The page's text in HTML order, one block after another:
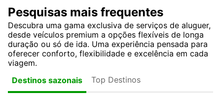
Pesquisas mais frequentes
Descubra uma gama exclusiva de serviços de aluguer,
desde veículos premium a opções flexíveis de longa
duração ou só de ida. Uma experiência pensada para
oferecer conforto, flexibilidade e excelência em cada
viagem.
Destinos sazonais
Top Destinos